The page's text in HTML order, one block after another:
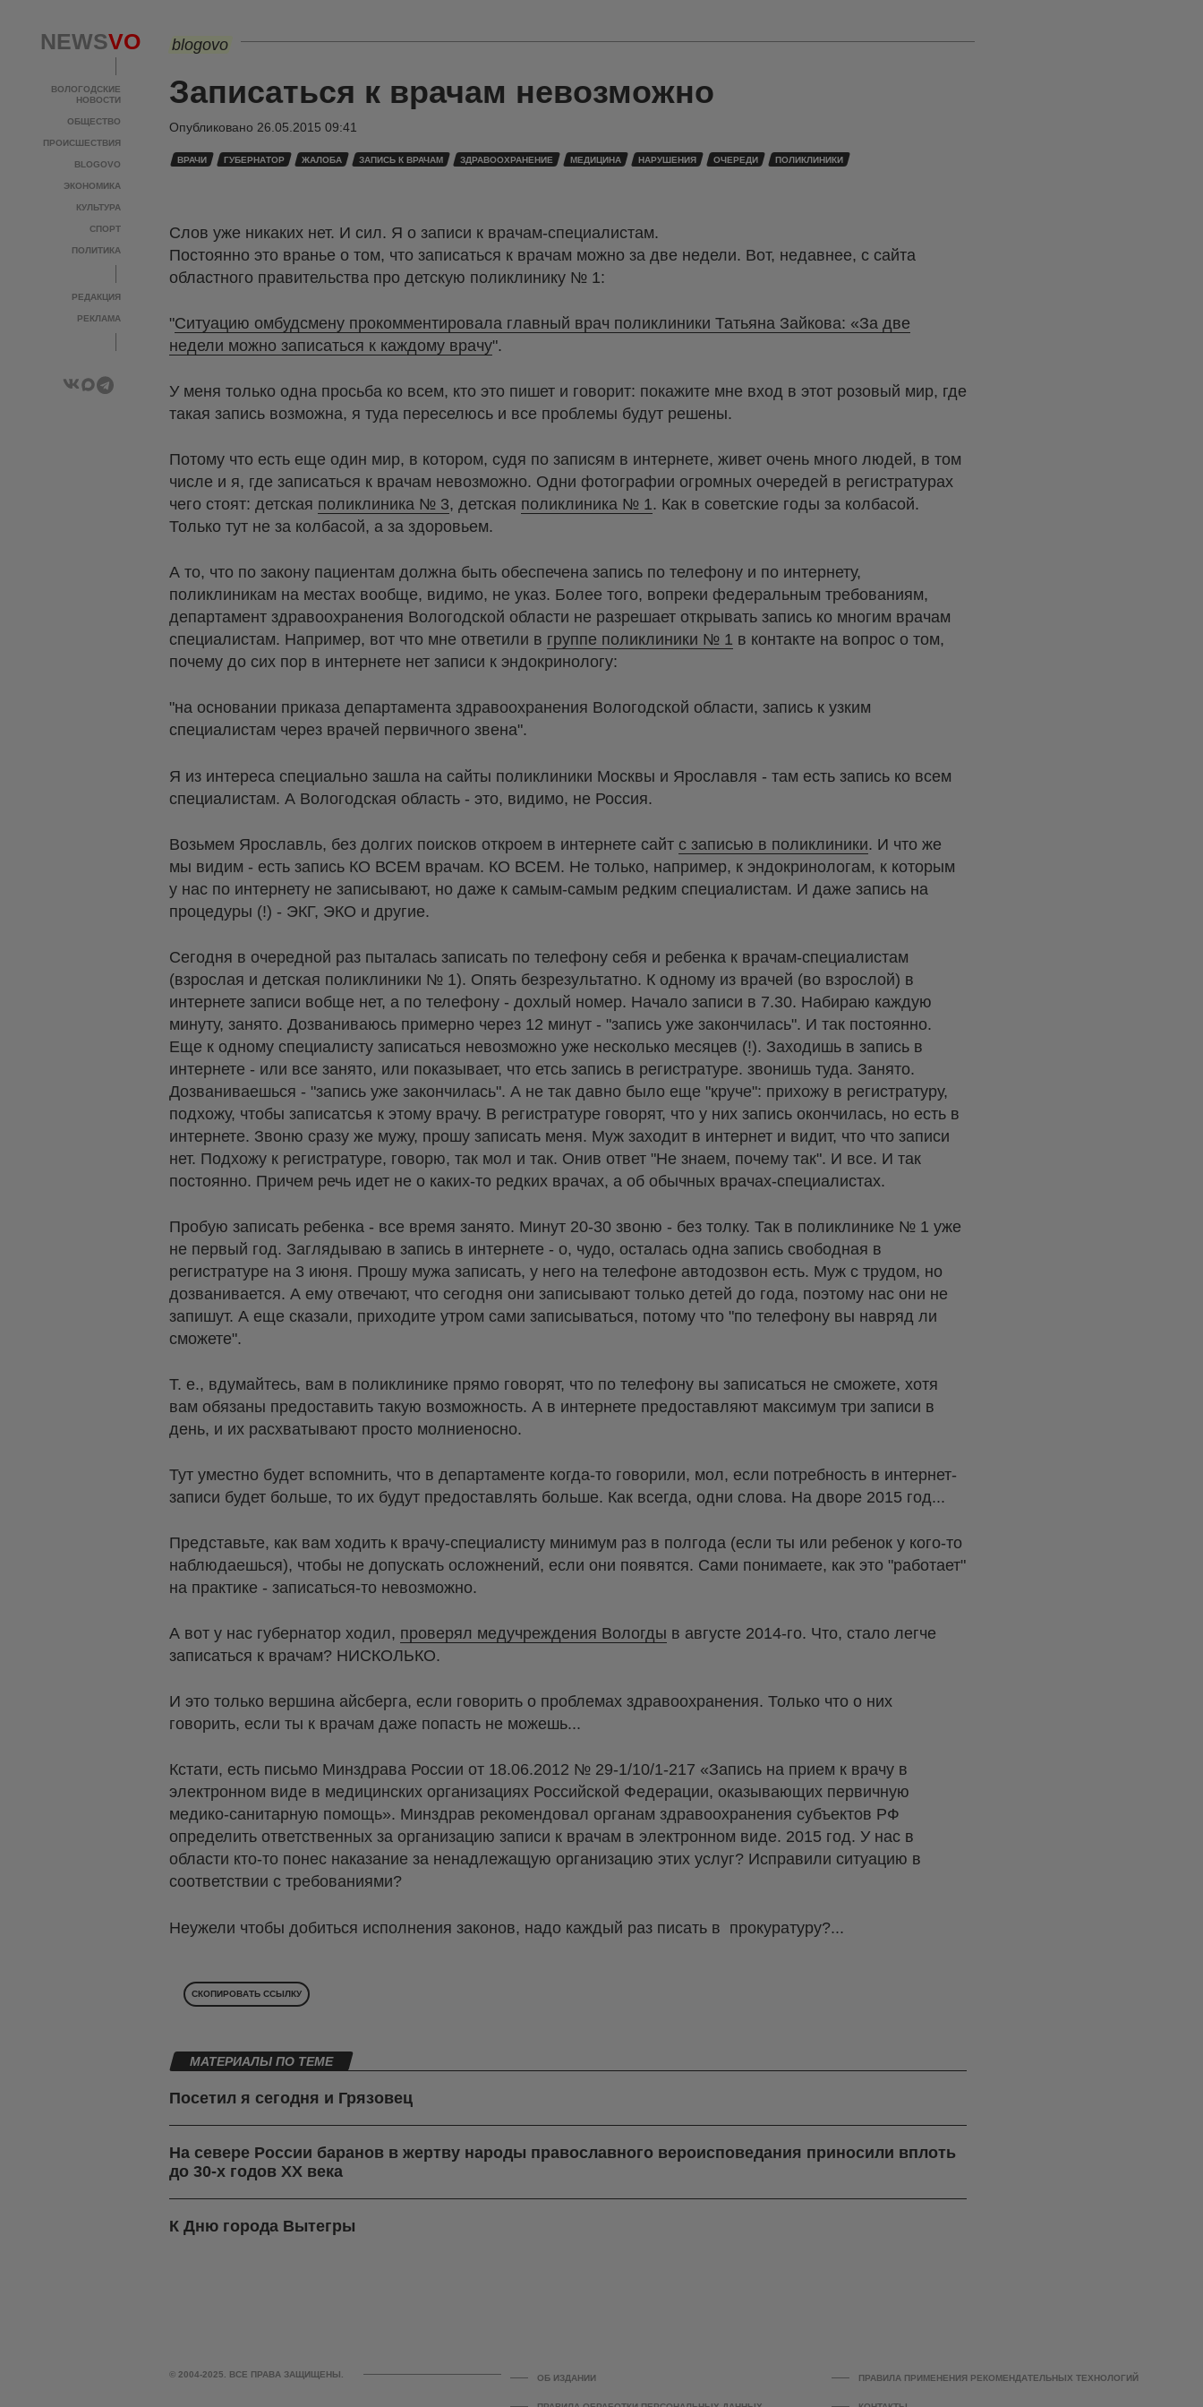
NEWSVO
ВОЛОГОДСКИЕ
НОВОСТИ
ОБЩЕСТВО
ПРОИСШЕСТВИЯ
BLOGOVO
ЭКОНОМИКА
КУЛЬТУРА
СПОРТ
ПОЛИТИКА
РЕДАКЦИЯ
РЕКЛАМА
blogovo
Записаться к врачам невозможно
Опубликовано 26.05.2015 09:41
ВРАЧИ ГУБЕРНАТОР ЖАЛОБА ЗАПИСЬ К ВРАЧАМ ЗДРАВООХРАНЕНИЕ МЕДИЦИНА НАРУШЕНИЯ ОЧЕРЕДИ ПОЛИКЛИНИКИ
Слов уже никаких нет. И сил. Я о записи к врачам-специалистам.
Постоянно это вранье о том, что записаться к врачам можно за две недели. Вот, недавнее, с сайта
областного правительства про детскую поликлинику № 1:
"Ситуацию омбудсмену прокомментировала главный врач поликлиники Татьяна Зайкова: «За две
недели можно записаться к каждому врачу".
У меня только одна просьба ко всем, кто это пишет и говорит: покажите мне вход в этот розовый мир, где
такая запись возможна, я туда переселюсь и все проблемы будут решены.
Потому что есть еще один мир, в котором, судя по записям в интернете, живет очень много людей, в том
числе и я, где записаться к врачам невозможно. Одни фотографии огромных очередей в регистратурах
чего стоят: детская поликлиника № 3, детская поликлиника № 1. Как в советские годы за колбасой.
Только тут не за колбасой, а за здоровьем.
А то, что по закону пациентам должна быть обеспечена запись по телефону и по интернету,
поликлиникам на местах вообще, видимо, не указ. Более того, вопреки федеральным требованиям,
департамент здравоохранения Вологодской области не разрешает открывать запись ко многим врачам
специалистам. Например, вот что мне ответили в группе поликлиники № 1 в контакте на вопрос о том,
почему до сих пор в интернете нет записи к эндокринологу:
"на основании приказа департамента здравоохранения Вологодской области, запись к узким
специалистам через врачей первичного звена".
Я из интереса специально зашла на сайты поликлиники Москвы и Ярославля - там есть запись ко всем
специалистам. А Вологодская область - это, видимо, не Россия.
Возьмем Ярославль, без долгих поисков откроем в интернете сайт с записью в поликлиники. И что же
мы видим - есть запись КО ВСЕМ врачам. КО ВСЕМ. Не только, например, к эндокринологам, к которым
у нас по интернету не записывают, но даже к самым-самым редким специалистам. И даже запись на
процедуры (!) - ЭКГ, ЭКО и другие.
Сегодня в очередной раз пыталась записать по телефону себя и ребенка к врачам-специалистам
(взрослая и детская поликлиники № 1). Опять безрезультатно. К одному из врачей (во взрослой) в
интернете записи вобще нет, а по телефону - дохлый номер. Начало записи в 7.30. Набираю каждую
минуту, занято. Дозваниваюсь примерно через 12 минут - "запись уже закончилась". И так постоянно.
Еще к одному специалисту записаться невозможно уже несколько месяцев (!). Заходишь в запись в
интернете - или все занято, или показывает, что етсь запись в регистратуре. звонишь туда. Занято.
Дозваниваешься - "запись уже закончилась". А не так давно было еще "круче": прихожу в регистратуру,
подхожу, чтобы записатсья к этому врачу. В регистратуре говорят, что у них запись окончилась, но есть в
интернете. Звоню сразу же мужу, прошу записать меня. Муж заходит в интернет и видит, что что записи
нет. Подхожу к регистратуре, говорю, так мол и так. Онив ответ "Не знаем, почему так". И все. И так
постоянно. Причем речь идет не о каких-то редких врачах, а об обычных врачах-специалистах.
Пробую записать ребенка - все время занято. Минут 20-30 звоню - без толку. Так в поликлинике № 1 уже
не первый год. Заглядываю в запись в интернете - о, чудо, осталась одна запись свободная в
регистратуре на 3 июня. Прошу мужа записать, у него на телефоне автодозвон есть. Муж с трудом, но
дозванивается. А ему отвечают, что сегодня они записывают только детей до года, поэтому нас они не
запишут. А еще сказали, приходите утром сами записываться, потому что "по телефону вы навряд ли
сможете".
Т. е., вдумайтесь, вам в поликлинике прямо говорят, что по телефону вы записаться не сможете, хотя
вам обязаны предоставить такую возможность. А в интернете предоставляют максимум три записи в
день, и их расхватывают просто молниеносно.
Тут уместно будет вспомнить, что в департаменте когда-то говорили, мол, если потребность в интернет-
записи будет больше, то их будут предоставлять больше. Как всегда, одни слова. На дворе 2015 год...
Представьте, как вам ходить к врачу-специалисту минимум раз в полгода (если ты или ребенок у кого-то
наблюдаешься), чтобы не допускать осложнений, если они появятся. Сами понимаете, как это "работает"
на практике - записаться-то невозможно.
А вот у нас губернатор ходил, проверял медучреждения Вологды в августе 2014-го. Что, стало легче
записаться к врачам? НИСКОЛЬКО.
И это только вершина айсберга, если говорить о проблемах здравоохранения. Только что о них
говорить, если ты к врачам даже попасть не можешь...
Кстати, есть письмо Минздрава России от 18.06.2012 № 29-1/10/1-217 «Запись на прием к врачу в
электронном виде в медицинских организациях Российской Федерации, оказывающих первичную
медико-санитарную помощь». Минздрав рекомендовал органам здравоохранения субъектов РФ
определить ответственных за организацию записи к врачам в электронном виде. 2015 год. У нас в
области кто-то понес наказание за ненадлежащую организацию этих услуг? Исправили ситуацию в
соответствии с требованиями?
Неужели чтобы добиться исполнения законов, надо каждый раз писать в прокуратуру?...
СКОПИРОВАТЬ ССЫЛКУ
МАТЕРИАЛЫ ПО ТЕМЕ
Посетил я сегодня и Грязовец
На севере России баранов в жертву народы православного вероисповедания приносили вплоть
до 30-х годов ХХ века
К Дню города Вытегры
© 2004-2025. ВСЕ ПРАВА ЗАЩИЩЕНЫ. ОБ ИЗДАНИИ ПРАВИЛА ПРИМЕНЕНИЯ РЕКОМЕНДАТЕЛЬНЫХ ТЕХНОЛОГИЙ